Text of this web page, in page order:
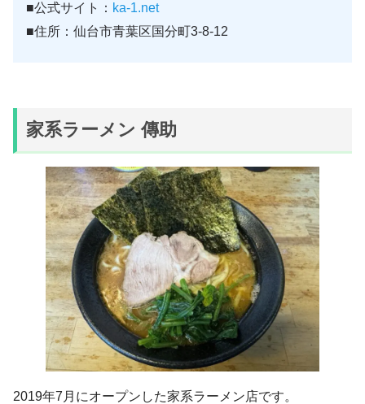
■公式サイト： ka-1.net
■住所：仙台市青葉区国分町3-8-12
家系ラーメン 傳助
2019年7月にオープンした家系ラーメン店です。